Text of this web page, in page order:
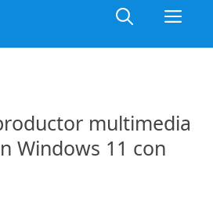
multimedia
Windows 11 con